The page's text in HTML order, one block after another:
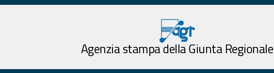
Agenzia stampa della Giunta Regionale